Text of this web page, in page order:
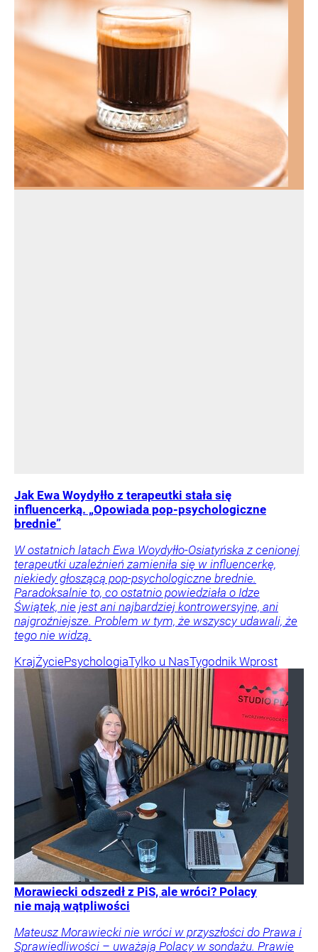
Jak Ewa Woydyłło z terapeutki stała się
influencerką. „Opowiada pop-psychologiczne
brednie”
W ostatnich latach Ewa Woydyłło-Osiatyńska z cenionej
terapeutki uzależnień zamieniła się w influencerkę,
niekiedy głoszącą pop-psychologiczne brednie.
Paradoksalnie to, co ostatnio powiedziała o Idze
Świątek, nie jest ani najbardziej kontrowersyjne, ani
najgroźniejsze. Problem w tym, że wszyscy udawali, że
tego nie widzą.
KrajŻyciePsychologiaTylko u NasTygodnik Wprost
Morawiecki odszedł z PiS, ale wróci? Polacy
nie mają wątpliwości
Mateusz Morawiecki nie wróci w przyszłości do Prawa i
Sprawiedliwości – uważają Polacy w sondażu. Prawie